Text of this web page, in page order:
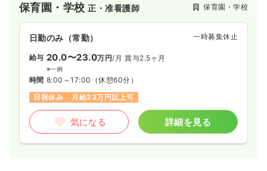
保育園・学校正・准看護師 保育園・学校
日勤のみ（常勤） 一時募集休止
給与 20.0〜23.0万円/月 賞与2.5ヶ月
※一例
時間 8:00～17:00 （休憩60分）
日祝休み
月給23万円以上可
気になる 詳細を見る